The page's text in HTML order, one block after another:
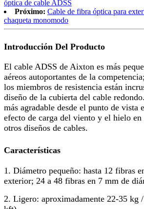
óptica de cable ADSS
Próximo: Cable de fibra óptica para
chaqueta monomodo
Introducción Del Producto
El cable ADSS de Aixton es más
aéreos autoportantes de la
los miembros de resistencia están
diseño de la cubierta del cable
más agradable desde el punto de vista
efecto de carga del viento y el hielo
otros diseños de cables.
Características
1. Diámetro pequeño: hasta 12 fibras
exterior; 24 a 48 fibras en 7 mm de
2. Ligero: aproximadamente 22-35 kg